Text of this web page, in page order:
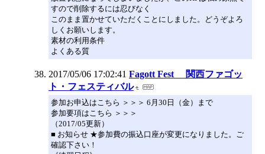
すので削除するには忍びなく
このまま置かせていただくことにしました。どうぞよろ
しくお願いします。
素材の利用条件
よくある質
2017/05/06 17:02:41 Fagott Fest 関西ファゴッ
ト・フェスティバル
参加お申込はこちら ＞＞＞ 6月30日（金）まで
参加要項はこちら ＞＞＞
（2017/05更新）
■ お知らせ ★参加費の振込口座が変更になりました。ご
確認下さい！